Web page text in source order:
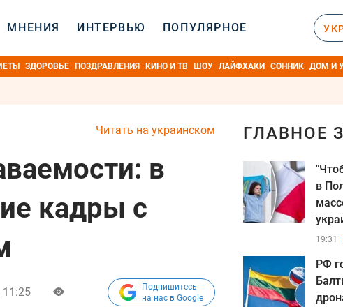
МНЕНИЯ ИНТЕРВЬЮ ПОПУЛЯРНОЕ
ЗДОРОВЬЕ ПОЗДРАВЛЕНИЯ КИНО И ТВ ШОУ ЛАЙФХАКИ СОННИК ДОМ И
Читать на украинском
в
кадры с
11:25
Подпишитесь
на нас в Google
ГЛАВНОЕ
в
19:31
РФ